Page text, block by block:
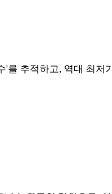
'를 추적하고, 역대 최저